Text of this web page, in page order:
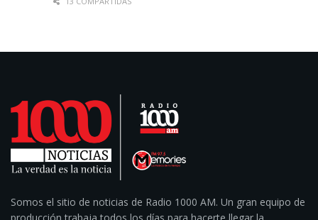
Somos el sitio de noticias de Radio 1000 AM. Un gran equipo de